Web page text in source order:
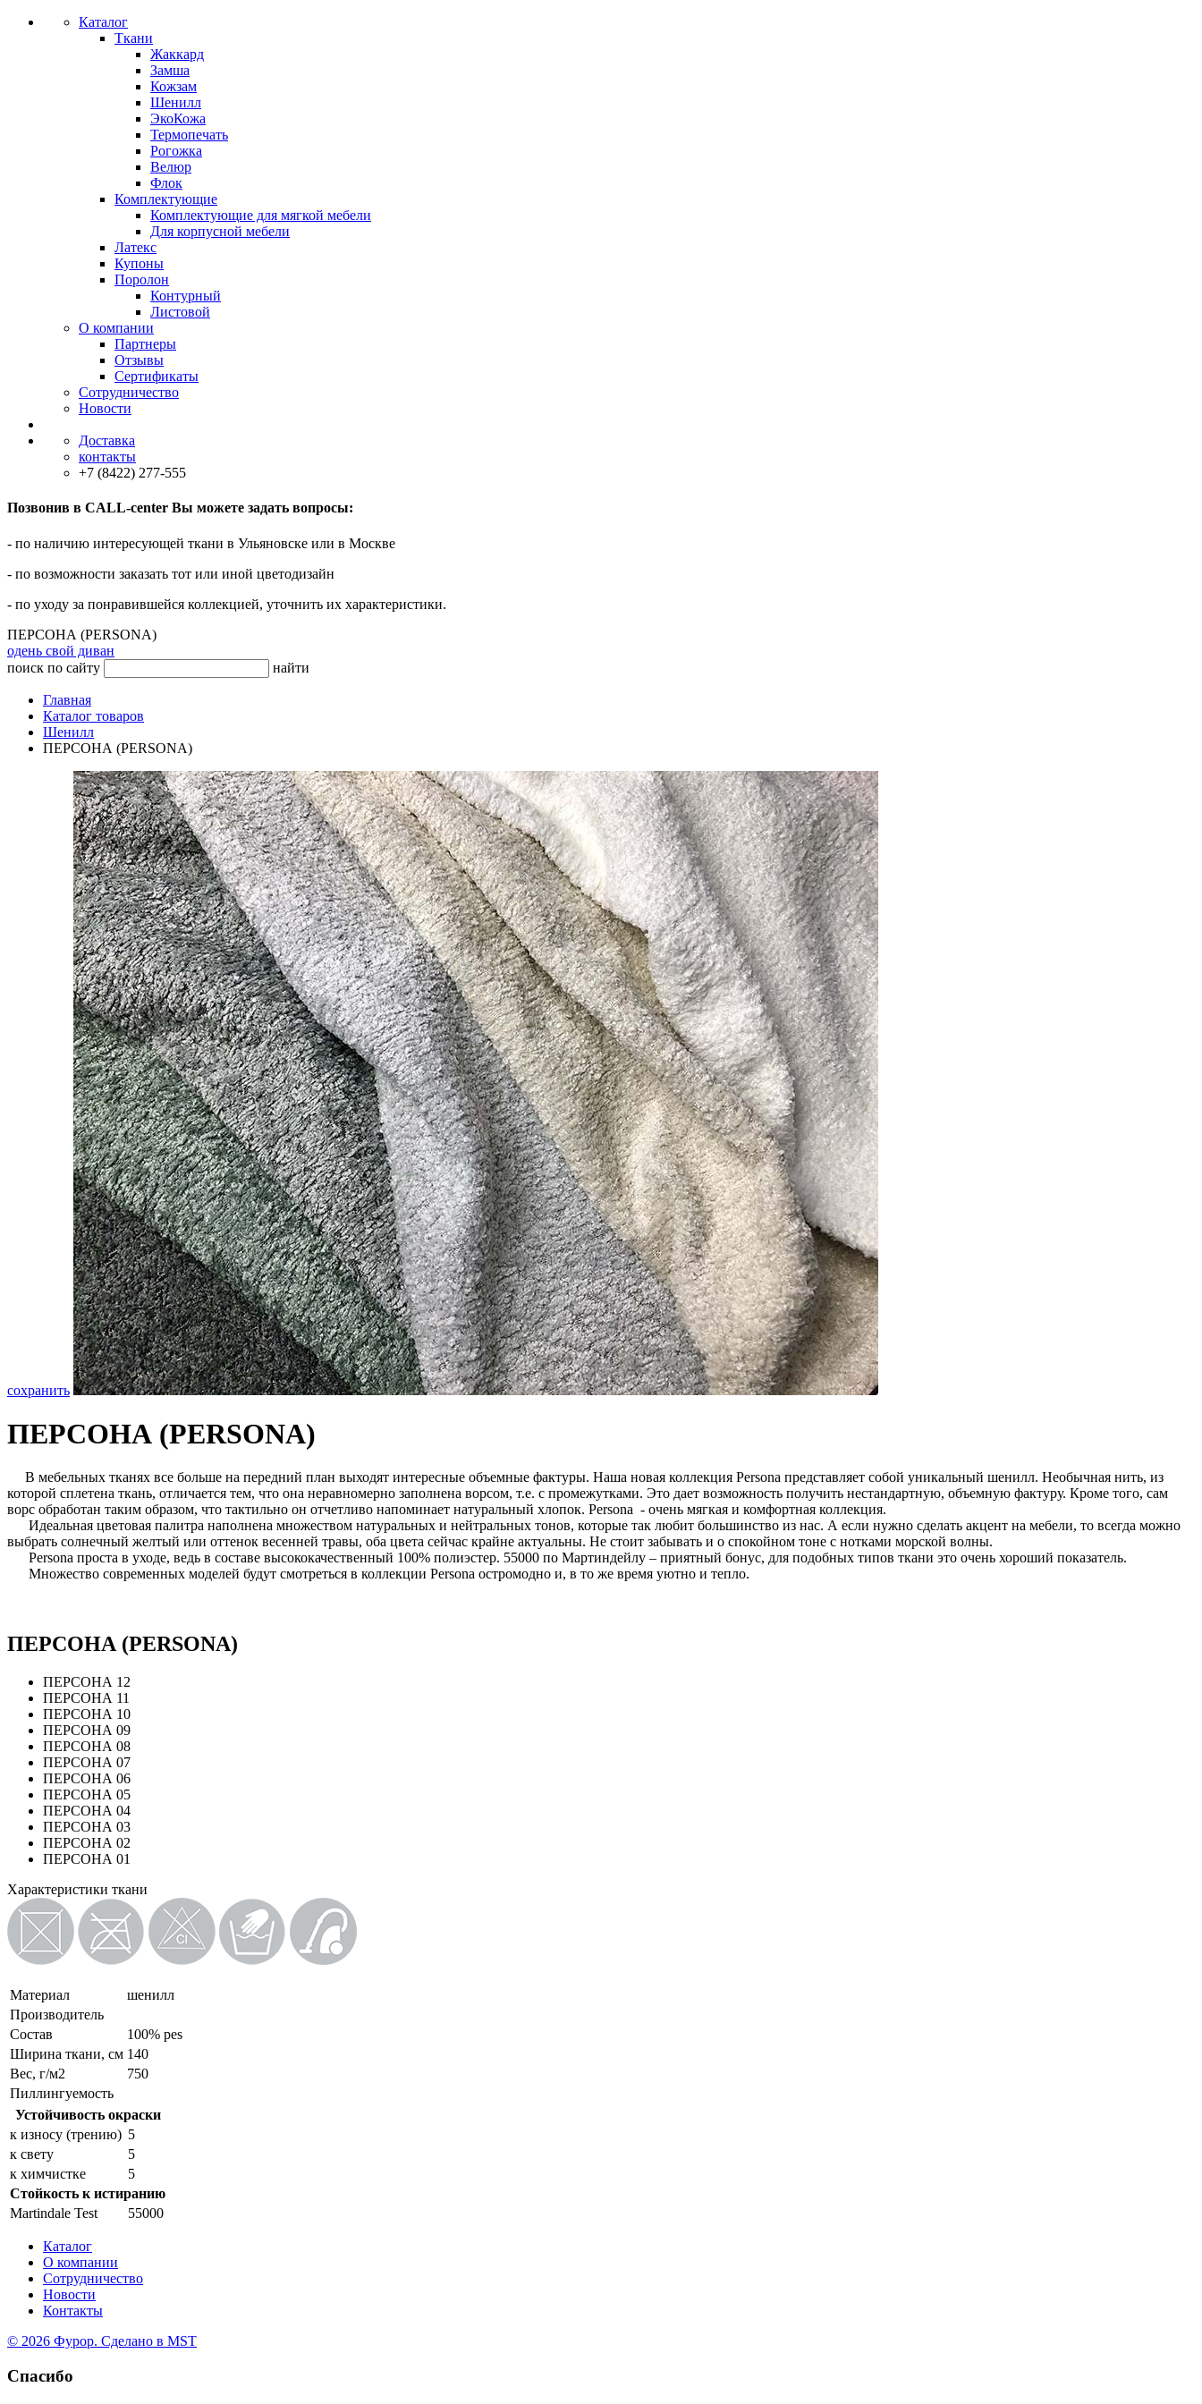
Каталог
Ткани
Жаккард
Замша
Кожзам
Шенилл
ЭкоКожа
Термопечать
Рогожка
Велюр
Флок
Комплектующие
Комплектующие для мягкой мебели
Для корпусной мебели
Латекс
Купоны
Поролон
Контурный
Листовой
О компании
Партнеры
Отзывы
Сертификаты
Сотрудничество
Новости
Доставка
контакты
+7 (8422) 277-555
Позвонив в CALL-center Вы можете задать вопросы:
- по наличию интересующей ткани в Ульяновске или в Москве
- по возможности заказать тот или иной цветодизайн
- по уходу за понравившейся коллекцией, уточнить их характеристики.
ПЕРСОНА (PERSONA)
одень свой диван
поиск по сайту
найти
Главная
Каталог товаров
Шенилл
ПЕРСОНА (PERSONA)
сохранить
ПЕРСОНА (PERSONA)
В мебельных тканях все больше на передний план выходят интересные объемные фактуры. Наша новая коллекция Pеrsona представляет собой уникальный шенилл. Необычная нить, из
которой сплетена ткань, отличается тем, что она неравномерно заполнена ворсом, т.е. с промежутками. Это дает возможность получить нестандартную, объемную фактуру. Кроме того, сам
ворс обработан таким образом, что тактильно он отчетливо напоминает натуральный хлопок. Persona - очень мягкая и комфортная коллекция.
Идеальная цветовая палитра наполнена множеством натуральных и нейтральных тонов, которые так любит большинство из нас. А если нужно сделать акцент на мебели, то всегда можно
выбрать солнечный желтый или оттенок весенней травы, оба цвета сейчас крайне актуальны. Не стоит забывать и о спокойном тоне с нотками морской волны.
Persona проста в уходе, ведь в составе высококачественный 100% полиэстер. 55000 по Мартиндейлу – приятный бонус, для подобных типов ткани это очень хороший показатель.
Множество современных моделей будут смотреться в коллекции Persona остромодно и, в то же время уютно и тепло.
ПЕРСОНА (PERSONA)
ПЕРСОНА 12
ПЕРСОНА 11
ПЕРСОНА 10
ПЕРСОНА 09
ПЕРСОНА 08
ПЕРСОНА 07
ПЕРСОНА 06
ПЕРСОНА 05
ПЕРСОНА 04
ПЕРСОНА 03
ПЕРСОНА 02
ПЕРСОНА 01
Характеристики ткани
Материал
шенилл
Производитель
Состав
100% pes
Ширина ткани, см 140
Вес, г/м2
750
Пиллингуемость
Устойчивость окраски
к износу (трению) 5
к свету
5
к химчистке
5
Стойкость к истиранию
Martindale Test
55000
Каталог
О компании
Сотрудничество
Новости
Контакты
© 2026 Фурор. Сделано в MST
Спасибо